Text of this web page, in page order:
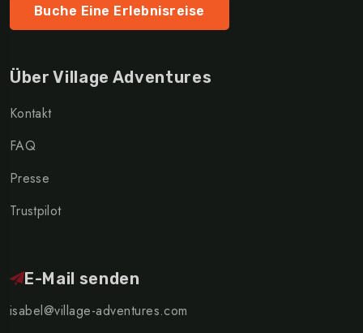
Buche Eine Erlebnisreise
Über Village Adventures
Kontakt
FAQ
Presse
Trustpilot
E-Mail senden
isabel@village-adventures.com